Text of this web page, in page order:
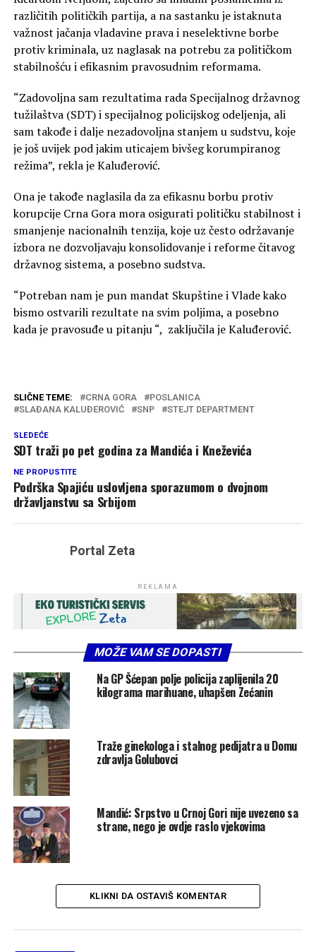
različitih političkih partija, a na sastanku je istaknuta
važnost jačanja vladavine prava i neselektivne borbe
protiv kriminala, uz naglasak na potrebu za političkom
stabilnošću i efikasnim pravosudnim reformama.
“Zadovoljna sam rezultatima rada Specijalnog državnog
tužilaštva (SDT) i specijalnog policijskog odeljenja, ali
sam takođe i dalje nezadovoljna stanjem u sudstvu, koje
je još uvijek pod jakim uticajem bivšeg korumpiranog
režima”, rekla je Kaluđerović.
Ona je takođe naglasila da za efikasnu borbu protiv
korupcije Crna Gora mora osigurati političku stabilnost i
smanjenje nacionalnih tenzija, koje uz često održavanje
izbora ne dozvoljavaju konsolidovanje i reforme čitavog
državnog sistema, a posebno sudstva.
“Potreban nam je pun mandat Skupštine i Vlade kako
bismo ostvarili rezultate na svim poljima, a posebno
kada je pravosuđe u pitanju “, zaključila je Kaluđerović.
SLIČNE TEME: CRNA GORA
POSLANICA
SLAĐANA KALUĐEROVIĆ
SNP STEJT DEPARTMENT
SLEDEĆE
SDT traži po pet godina za Mandića i Kneževića
NE PROPUSTITE
Podrška Spajiću uslovljena sporazumom o dvojnom
državljanstvu sa Srbijom
Portal Zeta
REKLAMA
MOŽE VAM SE DOPASTI
Na GP Šćepan polje policija zaplijenila 20
kilograma marihuane, uhapšen Zećanin
Traže ginekologa i stalnog pedijatra u Domu
zdravlja Golubovci
Mandić: Srpstvo u Crnoj Gori nije uvezeno sa
strane, nego je ovdje raslo vjekovima
KLIKNI DA OSTAVIŠ KOMENTAR